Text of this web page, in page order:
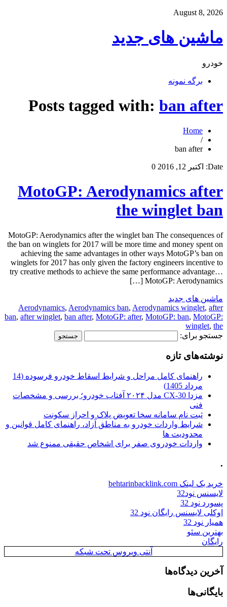
August 8, 2026
ماشین های جدید
خودرو
برگه نمونه
Posts tagged with: ban after
Home
/
ban after
Date: اکتبر 12, 2016 0
MotoGP: Aerodynamics after
the winglet ban
MotoGP: Aerodynamics after the winglet ban The consequences of
the ban on winglets for 2017 will be more time and money spent on
achieving the same advantages in other ways MotoGP’s ban on
winglets for 2017 has only given the factory engineers incentive to
try creative methods to achieve the same performance advantage…
MotoGP: Aerodynamics […]
ماشین های جدید
Aerodynamics, Aerodynamics ban, Aerodynamics winglet, after
ban, after winglet, ban after, MotoGP: after, MotoGP: ban, MotoGP:
winglet, the
جستجو برای:
نوشته‌های تازه
راهنمای کامل مراحل و شرایط اسقاط خودرو فرسوده (14
مرداد 1405)
مزدا CX-30 مدل ۲۰۲۴ آفتاب خودرو؛ بررسی و مشخصات
فنی
ثبت نام سامانه سخا تعویض پلاک و احراز سکونت
شرایط واردات خودرو به مناطق آزاد، راهنمای کامل قوانین و
محدودیت ها
واردات خودروی صفر برای اشخاص حقیقی ممنوع شد
.
خرید بک لینک behtarinbacklink.com
لایسنس نود32
پسورد نود 32
اوکلی لایسنس رایگان نود 32
همیار نود 32
بهترین سئو
رایگان
آنتی ویروس تحت شبکه
آخرین دیدگاه‌ها
بایگانی‌ها